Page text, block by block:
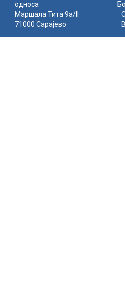
односа
Маршала Тита 9а/II
71000 Сарајево